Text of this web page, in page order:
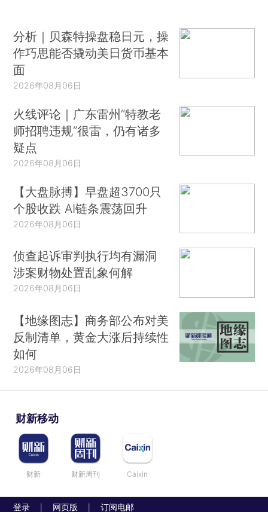
分析｜贝森特操盘稳日元，操
作巧思能否撬动美日货币基本
面
2026年08月06日
火线评论｜广东雷州“特教老
师招聘违规”很雷，仍有诸多
疑点
2026年08月06日
【大盘脉搏】早盘超3700只
个股收跌 AI链条震荡回升
2026年08月06日
侦查起诉审判执行均有漏洞
涉案财物处置乱象何解
2026年08月06日
【地缘图志】商务部公布对美
反制清单，黄金大涨后持续性
如何
2026年08月06日
财新移动
财新 财新周刊 Caixin
登录 网页版 订阅电邮